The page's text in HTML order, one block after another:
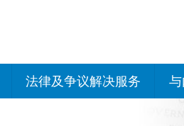
法律及争议解决服务